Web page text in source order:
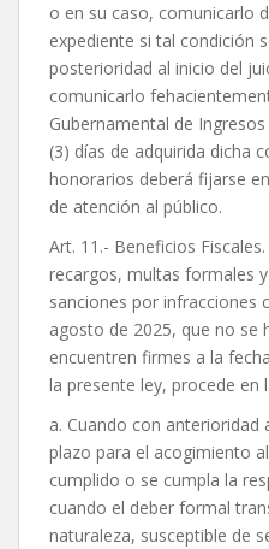
o en su caso, comunicarlo
expediente si tal condición
posterioridad al inicio del
comunicarlo
Gubernamental de
(3) días de adquirida dicha
honorarios deberá fijarse
de atención al público.
Art. 11.- Beneficios
recargos, multas formales
sanciones por infracciones
agosto de 2025, que no se
encuentren firmes a la
la presente ley, procede en
a. Cuando con anterioridad
plazo para el acogimiento
cumplido o se cumpla la
cuando el deber formal
naturaleza, susceptible de